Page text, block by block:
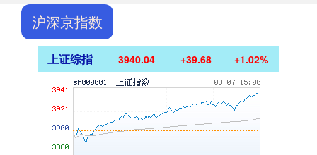
沪深京指数
上证综指 3940.04 +39.68 +1.02%